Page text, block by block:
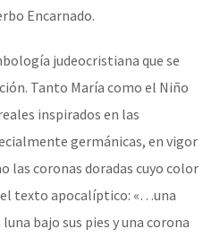
Encarnado.
judeocristiana que se
Tanto María como el Niño
inspirados en las
germánicas, en vigor
las coronas doradas cuyo color
texto apocalíptico: «…una
bajo sus pies y una corona